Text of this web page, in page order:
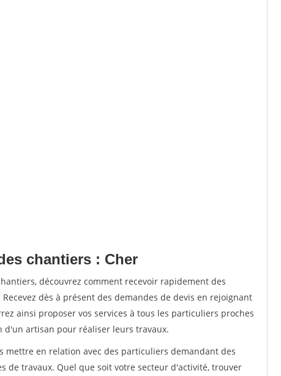
chantiers : Cher
découvrez comment recevoir rapidement des
dès à présent des demandes de devis en rejoignant
ainsi proposer vos services à tous les particuliers proches
artisan pour réaliser leurs travaux.
mettre en relation avec des particuliers demandant des
de travaux. Quel que soit votre secteur d'activité, trouver